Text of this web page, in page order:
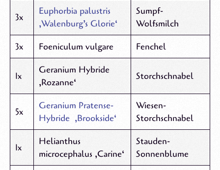
3x
Euphorbia palustris
‚Walenburg’s Glorie‘
Sumpf-
Wolfsmilch
3x
Foeniculum vulgare Fenchel
1x
Geranium Hybride
‚Rozanne‘
Storchschnabel
5x
Geranium Pratense-
Hybride ‚Brookside‘
Wiesen-
Storchschnabel
1x
Helianthus
microcephalus ‚Carine‘
Stauden-
Sonnenblume